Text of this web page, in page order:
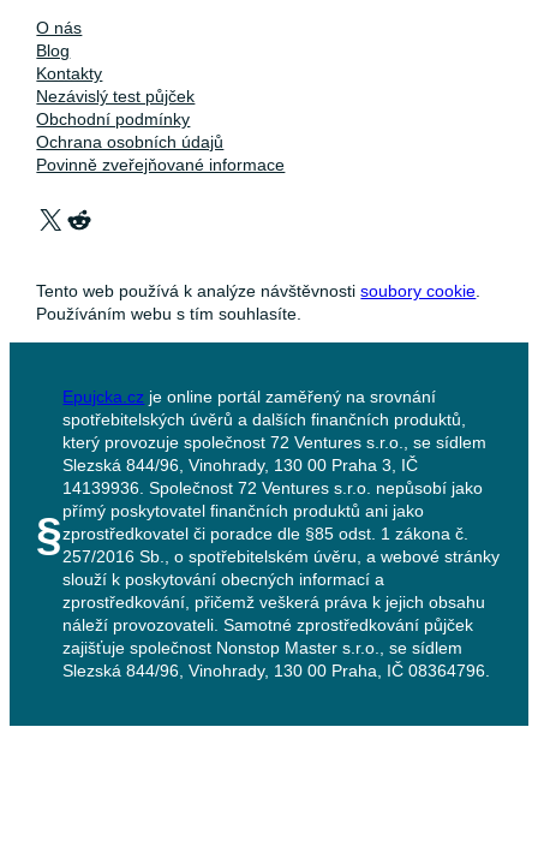
O nás
Blog
Kontakty
Nezávislý test půjček
Obchodní podmínky
Ochrana osobních údajů
Povinně zveřejňované informace
X Reddit
Tento web používá k analýze návštěvnostisoubory cookie
Používáním webu s tím souhlasíte.
§
Epujcka.cz je online portál zaměřený na srovnání
spotřebitelských úvěrů a dalších finančních produktů,
který provozuje společnost 72 Ventures s.r.o., se sídlem
Slezská 844/96, Vinohrady, 130 00 Praha 3, IČ
14139936. Společnost 72 Ventures s.r.o. nepůsobí jako
přímý poskytovatel finančních produktů ani jako
zprostředkovatel či poradce dle §85 odst. 1 zákona č.
257/2016 Sb., o spotřebitelském úvěru, a webové stránky
slouží k poskytování obecných informací a
zprostředkování, přičemž veškerá práva k jejich obsahu
náleží provozovateli. Samotné zprostředkování půjček
zajišťuje společnost Nonstop Master s.r.o., se sídlem
Slezská 844/96, Vinohrady, 130 00 Praha, IČ 08364796.